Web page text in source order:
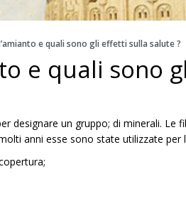
l’amianto e quali sono gli effetti sulla salute ?
e quali sono
designare un gruppo; di minerali. Le
anni esse sono state utilizzate per